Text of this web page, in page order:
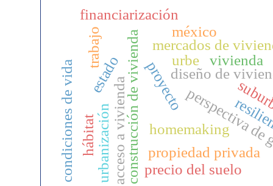
construcción de vivienda diseño de
perspectiva
homemaking
urbe
proyecto
acceso a vivienda
mercados de
financiarización
propiedad privada
méxico
estado vivienda
urbanización precio del suelo
hábitat
condiciones de vida
trabajo